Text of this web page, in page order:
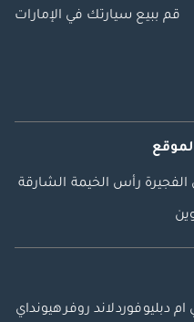
قم ببيع سيارتك في الإمارات
الفجيرة رأس الخيمة الشارقة
ام دبليوفوردلاند روفرهيونداي